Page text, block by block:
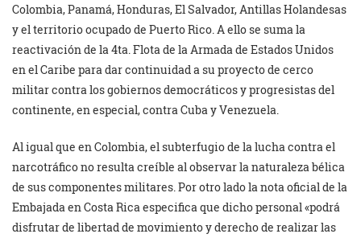
Colombia, Panamá, Honduras, El Salvador, Antillas Holandesas
y el territorio ocupado de Puerto Rico. A ello se suma la
reactivación de la 4ta. Flota de la Armada de Estados Unidos
en el Caribe para dar continuidad a su proyecto de cerco
militar contra los gobiernos democráticos y progresistas del
continente, en especial, contra Cuba y Venezuela.
Al igual que en Colombia, el subterfugio de la lucha contra el
narcotráfico no resulta creíble al observar la naturaleza bélica
de sus componentes militares. Por otro lado la nota oficial de la
Embajada en Costa Rica especifica que dicho personal «podrá
disfrutar de libertad de movimiento y derecho de realizar las